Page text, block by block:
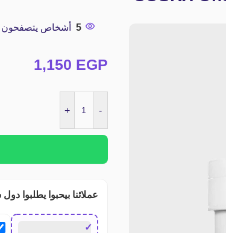
5 أشخاص يتصفحون
1,150 EGP
-
+
عملائنا بيحبوا يطلبوا
✓